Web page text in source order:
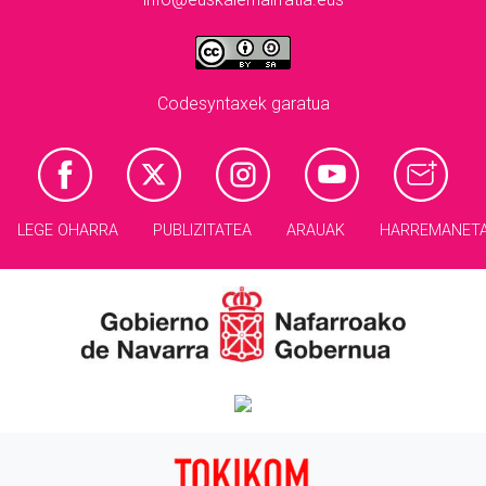
Codesyntaxek garatua
LEGE OHARRA PUBLIZITATEA ARAUAK